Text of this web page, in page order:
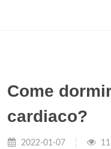
Come
cardiaco?
2022-01-07